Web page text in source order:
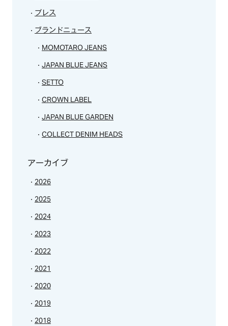
プレス
ブランドニュース
MOMOTARO JEANS
JAPAN BLUE JEANS
SETTO
CROWN LABEL
JAPAN BLUE GARDEN
COLLECT DENIM HEADS
アーカイブ
2026
2025
2024
2023
2022
2021
2020
2019
2018